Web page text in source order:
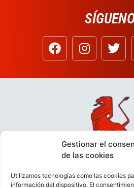
Gestionar el
de las cookies
Utilizamos tecnologías como las cookies
información del dispositivo. El